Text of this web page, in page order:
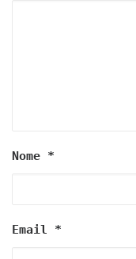
Nome *
Email *